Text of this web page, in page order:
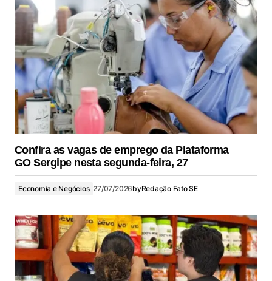
Confira as vagas de emprego da Plataforma
GO Sergipe nesta segunda-feira, 27
Economia e Negócios 27/07/2026byRedação Fato SE